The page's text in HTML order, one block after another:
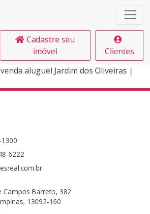
Cadastre seu
imóvel
Clientes
aluguel Jardim dos Oliveiras |
6222
Campos Barreto, 382
13092-160